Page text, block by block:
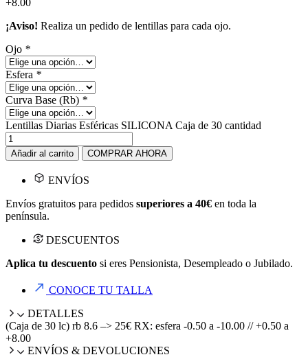
+8.00
¡Aviso! Realiza un pedido de lentillas para cada ojo.
Ojo *
Esfera *
Curva Base (Rb) *
Lentillas Diarias Esféricas SILICONA Caja de 30 cantidad
Añadir al carrito COMPRAR AHORA
ENVÍOS
Envíos gratuitos para pedidos superiores a 40€ en toda la
península.
DESCUENTOS
Aplica tu descuento si eres Pensionista, Desempleado o Jubilado.
CONOCE TU TALLA
DETALLES
(Caja de 30 lc) rb 8.6 –> 25€ RX: esfera -0.50 a -10.00 // +0.50 a
+8.00
ENVÍOS & DEVOLUCIONES